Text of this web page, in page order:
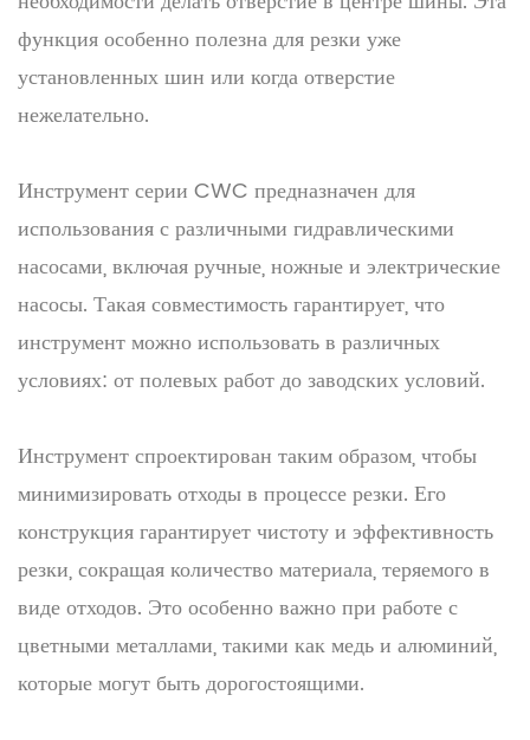
функция особенно полезна для резки уже
установленных шин или когда отверстие
нежелательно.
Инструмент серии CWC предназначен для
использования с различными гидравлическими
насосами, включая ручные, ножные и электрические
насосы. Такая совместимость гарантирует, что
инструмент можно использовать в различных
условиях: от полевых работ до заводских условий.
Инструмент спроектирован таким образом, чтобы
минимизировать отходы в процессе резки. Его
конструкция гарантирует чистоту и эффективность
резки, сокращая количество материала, теряемого в
виде отходов. Это особенно важно при работе с
цветными металлами, такими как медь и алюминий,
которые могут быть дорогостоящими.